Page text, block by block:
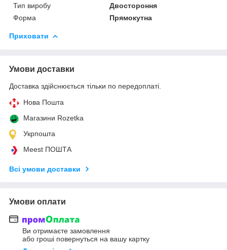
Тип виробу
Двостороння
Форма
Прямокутна
Приховати
Умови доставки
Доставка здійснюється тільки по передоплаті.
Нова Пошта
Магазини Rozetka
Укрпошта
Meest ПОШТА
Всі умови доставки
Умови оплати
Ви отримаєте замовлення
або гроші повернуться на вашу картку